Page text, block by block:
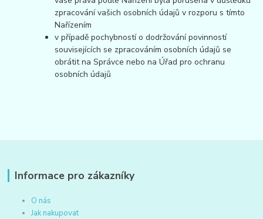
zpracování vašich osobních údajů v rozporu s tímto
Nařízením
v případě pochybností o dodržování povinností
souvisejících se zpracováním osobních údajů se
obrátit na Správce nebo na Úřad pro ochranu
osobních údajů
Informace pro zákazníky
O nás
Jak nakupovat